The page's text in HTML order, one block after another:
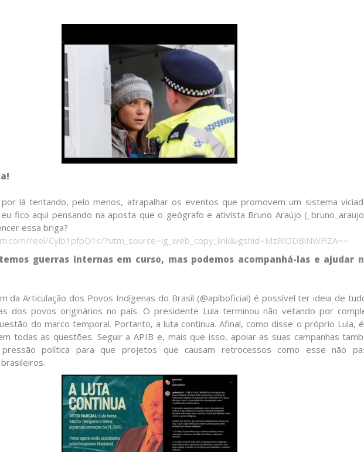
lá tentando, pelo menos, atrapalhar os eventos que promovem um sistema
fico aqui pensando na aposta que o geógrafo e ativista Bruno Araújo
essa briga?
reel/Cylb1pfpO1c/?utm_source=ig_web_copy_link&igshid=MzRlODBiNWFlZA==
guerras internas em curso, mas podemos acompanhá-las e ajudar
da Articulação dos Povos Indígenas do Brasil (@apiboficial) é possível ter ideia de
dos povos originários no país. O presidente Lula terminou não vetando por
do marco temporal. Portanto, a luta continua. Afinal, como disse o próprio Lula,
todas as questões. Seguir a APIB e, mais que isso, apoiar as suas campanhas
política para que projetos que causam retrocessos como esse não